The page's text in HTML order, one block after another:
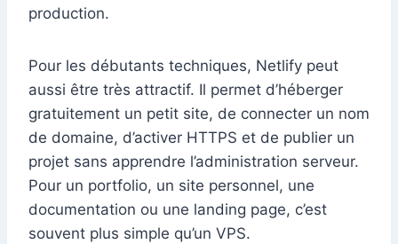
production.
Pour les débutants techniques, Netlify peut
aussi être très attractif. Il permet d’héberger
gratuitement un petit site, de connecter un nom
de domaine, d’activer HTTPS et de publier un
projet sans apprendre l’administration serveur.
Pour un portfolio, un site personnel, une
documentation ou une landing page, c’est
souvent plus simple qu’un VPS.